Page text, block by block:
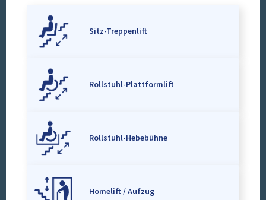
Sitz-Treppenlift
Rollstuhl-Plattformlift
Rollstuhl-Hebebühne
Homelift / Aufzug